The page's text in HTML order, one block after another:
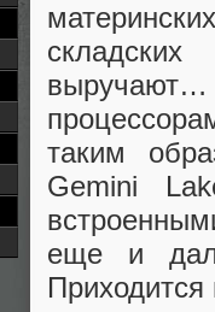
таким
Gemini
еще и